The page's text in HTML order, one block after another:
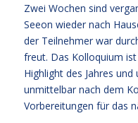
Zwei Wochen sind
Seeon wieder nach
der Teilnehmer war
freut. Das Kolloquium
Highlight des Jahres und
unmittelbar nach dem
Vorbereitungen für das